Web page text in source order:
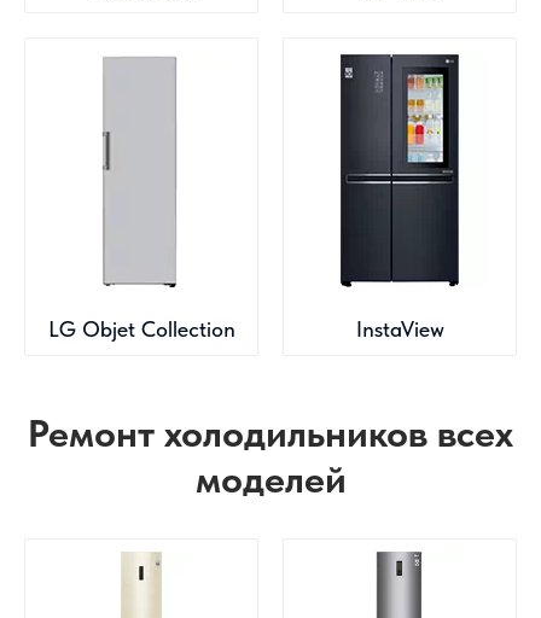
LG Objet Collection InstaView
Ремонт холодильников всех
моделей